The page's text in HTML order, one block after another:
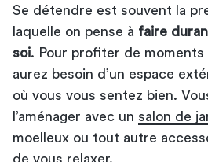
Se détendre est souvent la
laquelle on pense à faire
soi. Pour profiter de
aurez besoin d’un espace
où vous vous sentez bien.
l’aménager avec un salon de
moelleux ou tout autre
de vous relaxer.